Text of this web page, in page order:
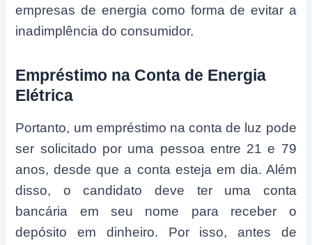
empresas de energia como forma de evitar a
inadimplência do consumidor.
Empréstimo na Conta de Energia
Elétrica
Portanto, um empréstimo na conta de luz pode
ser solicitado por uma pessoa entre 21 e 79
anos, desde que a conta esteja em dia. Além
disso, o candidato deve ter uma conta
bancária em seu nome para receber o
depósito em dinheiro. Por isso, antes de